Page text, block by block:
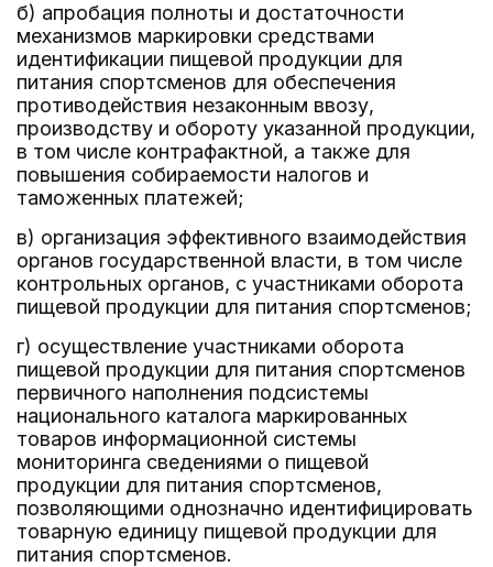
б) апробация полноты и достаточности
механизмов маркировки средствами
идентификации пищевой продукции для
питания спортсменов для обеспечения
противодействия незаконным ввозу,
производству и обороту указанной продукции,
в том числе контрафактной, а также для
повышения собираемости налогов и
таможенных платежей;
в) организация эффективного взаимодействия
органов государственной власти, в том числе
контрольных органов, с участниками оборота
пищевой продукции для питания спортсменов;
г) осуществление участниками оборота
пищевой продукции для питания спортсменов
первичного наполнения подсистемы
национального каталога маркированных
товаров информационной системы
мониторинга сведениями о пищевой
продукции для питания спортсменов,
позволяющими однозначно идентифицировать
товарную единицу пищевой продукции для
питания спортсменов.